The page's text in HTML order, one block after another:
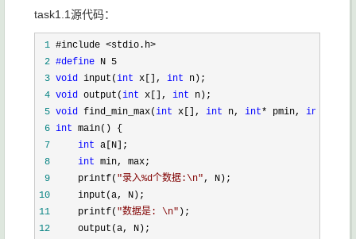
task1.1源代码：
1
2 #define
3 void input(int x[], int
4 void output(int x[], int
5 void find_min_max(int x[], int n, int* pmin, int
6 int
7
int
8
int
9
     printf(
"录入%d个数据:\n"
10
11
     printf(
"数据是: \n"
12